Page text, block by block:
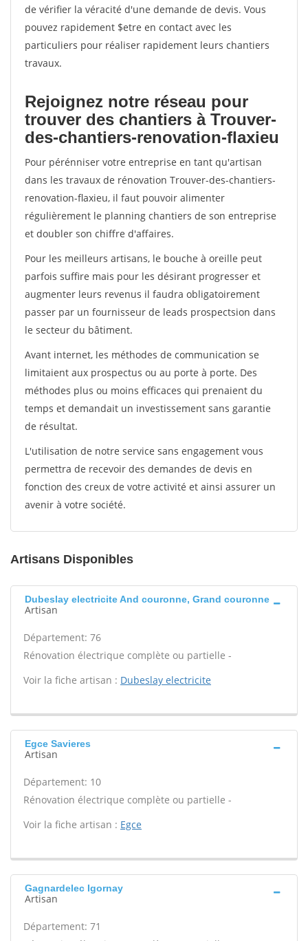
de vérifier la véracité d'une demande de devis. Vous
pouvez rapidement $etre en contact avec les
particuliers pour réaliser rapidement leurs chantiers
travaux.
Rejoignez notre réseau pour
trouver des chantiers à Trouver-
des-chantiers-renovation-flaxieu
Pour pérénniser votre entreprise en tant qu'artisan
dans les travaux de rénovation Trouver-des-chantiers-
renovation-flaxieu, il faut pouvoir alimenter
régulièrement le planning chantiers de son entreprise
et doubler son chiffre d'affaires.
Pour les meilleurs artisans, le bouche à oreille peut
parfois suffire mais pour les désirant progresser et
augmenter leurs revenus il faudra obligatoirement
passer par un fournisseur de leads prospectsion dans
le secteur du bâtiment.
Avant internet, les méthodes de communication se
limitaient aux prospectus ou au porte à porte. Des
méthodes plus ou moins efficaces qui prenaient du
temps et demandait un investissement sans garantie
de résultat.
L'utilisation de notre service sans engagement vous
permettra de recevoir des demandes de devis en
fonction des creux de votre activité et ainsi assurer un
avenir à votre société.
Artisans Disponibles
Dubeslay electricite And couronne, Grand couronne
Artisan
Département: 76
Rénovation électrique complète ou partielle -
Voir la fiche artisan : Dubeslay electricite
Egce Savieres
Artisan
Département: 10
Rénovation électrique complète ou partielle -
Voir la fiche artisan : Egce
Gagnardelec Igornay
Artisan
Département: 71